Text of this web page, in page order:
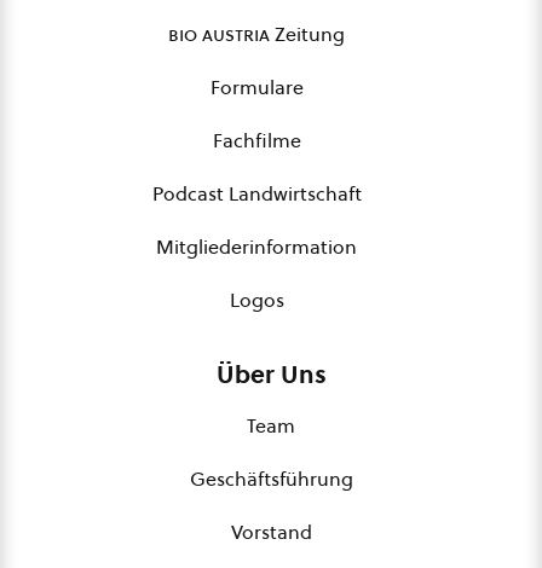
bio austriaZeitung
Formulare
Fachfilme
Podcast Landwirtschaft
Mitgliederinformation
Logos
Über Uns
Team
Geschäftsführung
Vorstand